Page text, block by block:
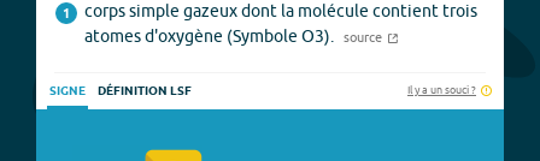
1
corps simple gazeux dont la molécule contient trois
atomes d'oxygène (Symbole O3).
source
SIGNE DÉFINITION LSF Il y a un souci ?